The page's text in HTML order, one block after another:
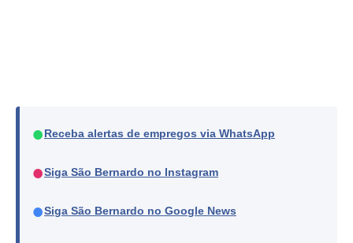
● Receba alertas de empregos via WhatsApp
●Siga São Bernardo no Instagram
●Siga São Bernardo no Google News